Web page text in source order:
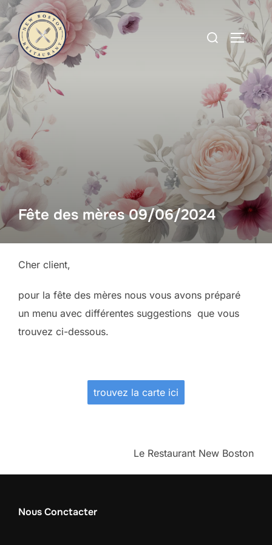
Aller
au
contenu
Rechercher :
Fête des mères 09/06/2024
Cher client,
pour la fête des mères nous vous avons préparé
un menu avec différentes suggestions que vous
trouvez ci-dessous.
trouvez la carte ici
Le Restaurant New Boston
Nous Conctacter